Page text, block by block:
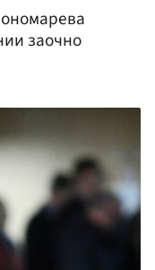
заочно